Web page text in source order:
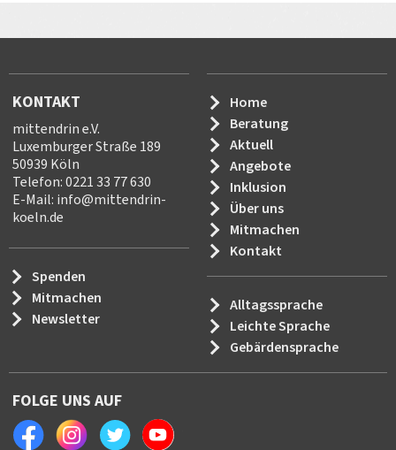
KONTAKT
mittendrin e.V.
Luxemburger Straße 189
50939 Köln
Telefon: 0221 33 77 630
E-Mail: info@mittendrin-
koeln.de
Spenden
Mitmachen
Newsletter
Home
Beratung
Aktuell
Angebote
Inklusion
Über uns
Mitmachen
Kontakt
Alltagssprache
Leichte Sprache
Gebärdensprache
FOLGE UNS AUF
FacebookInstagramTwitter